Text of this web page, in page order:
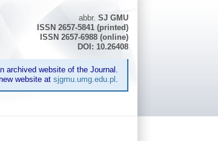
abbr.SJ GMU
ISSN 2657-5841 (printed)
ISSN 2657-6988 (online)
DOI: 10.26408
archived website of the Journal.
website atsjgmu.umg.edu.pl